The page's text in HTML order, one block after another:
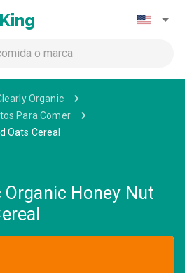
Organic
Para Comer
Oats Cereal
Organic Honey Nut